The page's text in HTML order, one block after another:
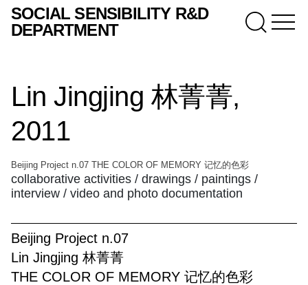
SOCIAL SENSIBILITY R&D
DEPARTMENT
Lin Jingjing 林菁菁,
2011
Beijing Project n.07 THE COLOR OF MEMORY 记忆的色彩
collaborative activities / drawings / paintings /
interview / video and photo documentation
Beijing Project n.07
Lin Jingjing 林菁菁
THE COLOR OF MEMORY 记忆的色彩